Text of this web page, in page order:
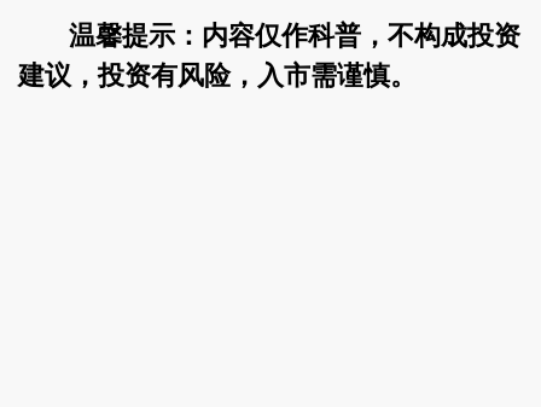
温馨提示：内容仅作科普，不构成投资
建议，投资有风险，入市需谨慎。